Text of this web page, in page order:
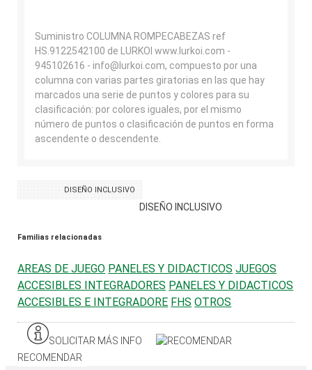
Suministro COLUMNA ROMPECABEZAS ref
HS.9122542100 de LURKOI www.lurkoi.com -
945102616 - info@lurkoi.com, compuesto por una
columna con varias partes giratorias en las que hay
marcados una serie de puntos y colores para su
clasificación: por colores iguales, por el mismo
número de puntos o clasificación de puntos en forma
ascendente o descendente.
DISEÑO INCLUSIVO
DISEÑO INCLUSIVO
Familias relacionadas
AREAS DE JUEGO PANELES Y DIDACTICOS JUEGOS
ACCESIBLES INTEGRADORES PANELES Y DIDACTICOS
ACCESIBLES E INTEGRADORE FHS OTROS
SOLICITAR MÁS INFO
RECOMENDAR